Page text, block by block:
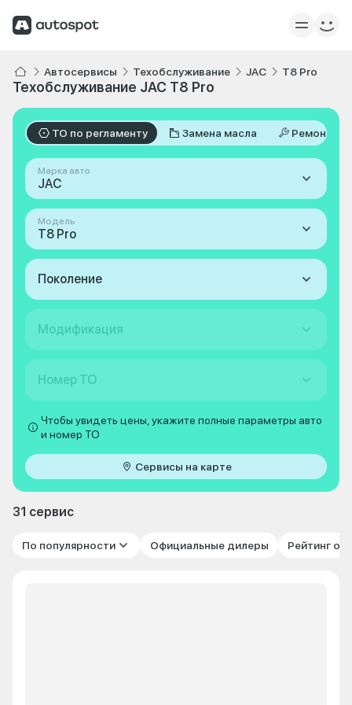
Автосервисы Техобслуживание JAC T8 Pro
Техобслуживание JAC T8 Pro
ТО по регламенту Замена масла Ремонт
Марка авто
JAC
Модель
T8 Pro
Поколение
Модификация
Номер ТО
Чтобы увидеть цены, укажите полные параметры авто
и номер ТО
Сервисы на карте
31 сервис
По популярности Официальные дилеры Рейтинг